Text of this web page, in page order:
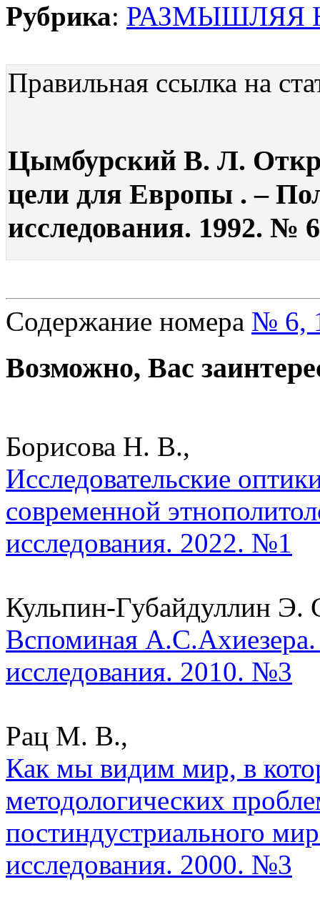
Рубрика: РАЗМЫШЛЯЯ
Правильная ссылка на
Цымбурский В. Л.
цели для Европы . –
исследования. 1992. №
Содержание номера № 6,
Возможно, Вас
Борисова Н. В.,
Исследовательские
современной
исследования. 2022. №1
Кульпин-Губайдуллин Э.
Вспоминая
исследования. 2010. №3
Рац М. В.,
Как мы видим мир, в
методологических
постиндустриального
исследования. 2000. №3